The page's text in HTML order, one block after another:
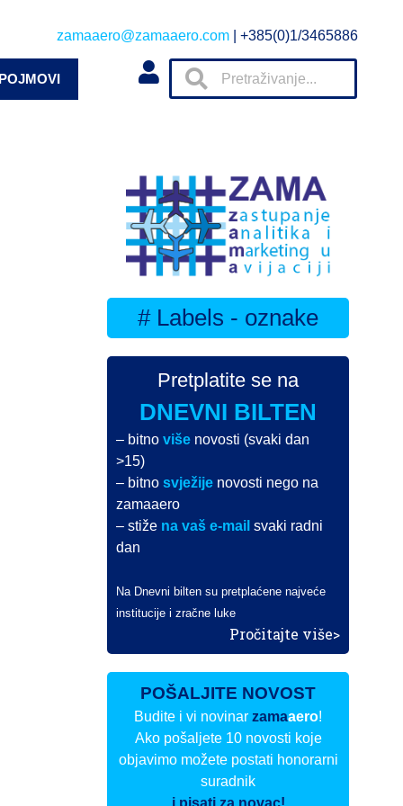
zamaaero@zamaaero.com | +385(0)1/3465886
# Labels - oznake
Pretplatite se na
DNEVNI BILTEN
– bitnoviše novosti (svaki dan
>15)
– bitnosvježije novosti nego na
zamaaero
– stiže na vaš e-mail svaki radni
dan
Na Dnevni bilten su pretplaćene najveće
institucije i zračne luke
Pročitajte više>
POŠALJITE NOVOST
Budite i vi novinarzamaaero!
Ako pošaljete 10 novosti koje
objavimo možete postati honorarni
suradnik
i pisati za novac!